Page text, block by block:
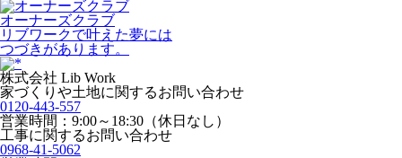
オーナーズクラブ
リブワークで叶えた夢には
つづきがあります。
株式会社 Lib Work
家づくりや土地に関するお問い合わせ
0120-443-557
営業時間：9:00～18:30（休日なし）
工事に関するお問い合わせ
0968-41-5062